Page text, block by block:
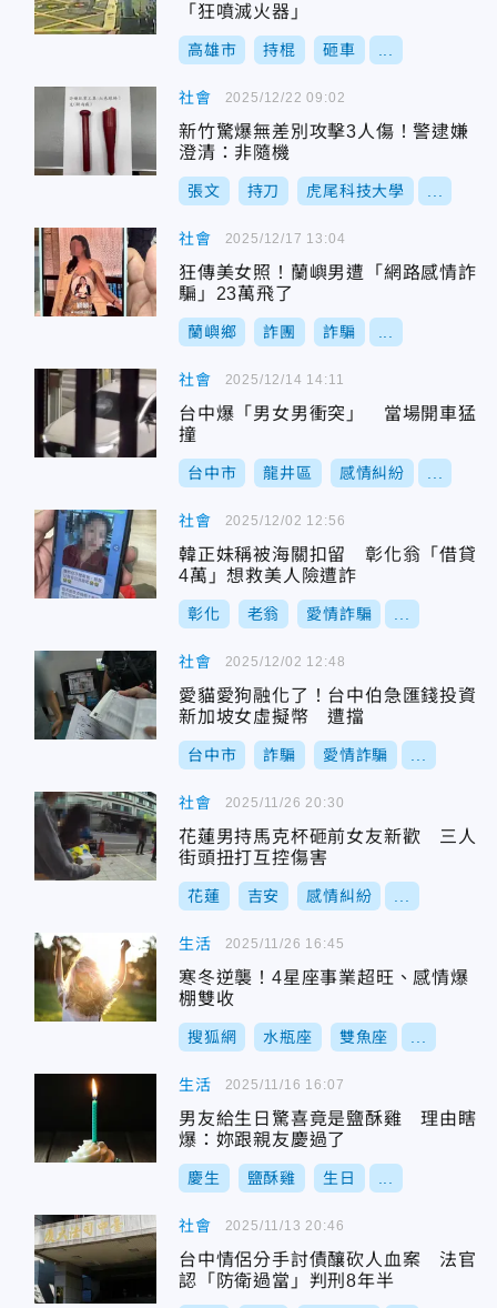
「狂噴滅火器」
高雄市 持棍 砸車
社會
新竹驚爆無差別攻擊3人傷！警逮嫌
澄清：非隨機
張文 持刀 虎尾科技大學
2025/12/22 09:02
社會
狂傳美女照！蘭嶼男遭「網路感情詐
騙」23萬飛了
蘭嶼鄉 詐團 詐騙
2025/12/17 13:04
社會
台中爆「男女男衝突」 當場開車猛
撞
台中市 龍井區 感情糾紛
2025/12/14 14:11
社會
韓正妹稱被海關扣留 彰化翁「借貸
4萬」想救美人險遭詐
彰化 老翁 愛情詐騙
2025/12/02 12:56
社會
愛貓愛狗融化了！台中伯急匯錢投資
新加坡女虛擬幣 遭擋
台中市 詐騙 愛情詐騙
2025/12/02 12:48
社會
花蓮男持馬克杯砸前女友新歡 三人
街頭扭打互控傷害
花蓮 吉安 感情糾紛
2025/11/26 20:30
生活
寒冬逆襲！4星座事業超旺、感情爆
棚雙收
搜狐網 水瓶座 雙魚座
2025/11/26 16:45
生活
男友給生日驚喜竟是鹽酥雞 理由瞎
爆：妳跟親友慶過了
慶生 鹽酥雞 生日
2025/11/16 16:07
社會
台中情侶分手討債釀砍人血案 法官
認「防衛過當」判刑8年半
2025/11/13 20:46